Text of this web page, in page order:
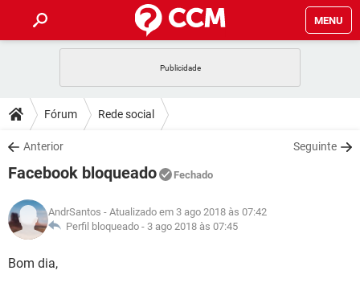
MENU
CELULAR
OUTLOOK
INSTAGRAM GMAIL
GUIA DE COMPRAS
DICAS
JOGOS
INSTAGRAM GMAIL
GUIA DE COMPRAS
DOWNLOADS
JOGOS WHATSAPP
CELULAR
OUTLOOK EXCEL
INSTAGRAM
JOGOS WHATSAPP
CELULAR
OUTLOOK
GLOSSÁRIO
JOGOS
Fórum Rede social
Anterior Seguinte
Facebook bloqueado Fechado
AndrSantos - Atualizado em 3 ago 2018 às 07:42
Perfil bloqueado - 3 ago 2018 às 07:45
Bom dia,